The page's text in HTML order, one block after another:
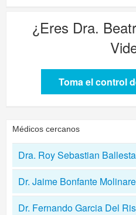
¿Eres Dra.
Toma el control
Médicos cercanos
Dra. Roy Sebastian
Dr. Jaime Bonfante
Dr. Fernando Garcia Del